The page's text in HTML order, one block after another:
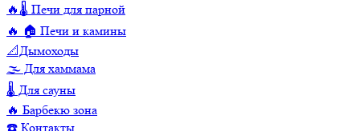
🔥🌡️ Печи для парной
🔥 🏠 Печи и камины
📐Дымоходы
🌫️ Для хаммама
🌡️ Для сауны
🔥 Барбекю зона
☎️ Контакты